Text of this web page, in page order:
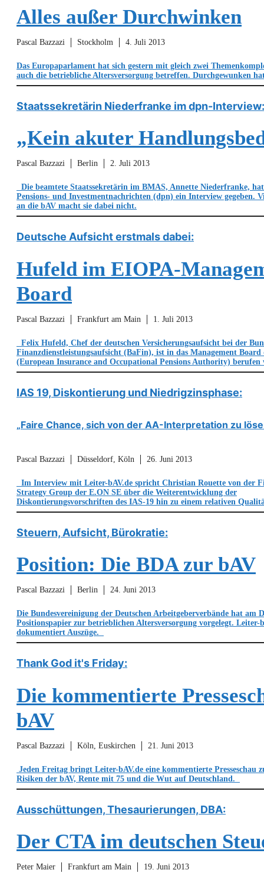
Alles außer Durchwinken
Pascal Bazzazi Stockholm 4. Juli 2013
Das Europaparlament hat sich gestern mit gleich zwei
auch die betriebliche Altersversorgung betreffen. Durchgewunken
Staatssekretärin Niederfranke im dpn-Interview:
„Kein akuter
Pascal Bazzazi Berlin 2. Juli 2013
Die beamtete Staatssekretärin im BMAS, Annette Niederfranke,
Pensions- und Investmentnachrichten (dpn) ein Interview gegeben.
an die bAV macht sie dabei nicht.
Deutsche Aufsicht erstmals dabei:
Hufeld im EIOPA-
Board
Pascal Bazzazi Frankfurt am Main 1. Juli 2013
Felix Hufeld, Chef der deutschen Versicherungsaufsicht bei der
Finanzdienstleistungsaufsicht (BaFin), ist in das Management Board
(European Insurance and Occupational Pensions Authority)
IAS 19, Diskontierung und Niedrigzinsphase:
„Faire Chance, sich von der AA-Interpretation zu
Pascal Bazzazi Düsseldorf, Köln 26. Juni 2013
Im Interview mit Leiter-bAV.de spricht Christian Rouette von der
Strategy Group der E.ON SE über die Weiterentwicklung der
Diskontierungsvorschriften des IAS-19 hin zu einem relativen
Steuern, Aufsicht, Bürokratie:
Position: Die BDA zur bAV
Pascal Bazzazi Berlin 24. Juni 2013
Die Bundesvereinigung der Deutschen Arbeitgeberverbände hat am
Positionspapier zur betrieblichen Altersversorgung vorgelegt. Leiter-
dokumentiert Auszüge.
Thank God it's Friday:
Die kommentierte
bAV
Pascal Bazzazi Köln, Euskirchen 21. Juni 2013
Jeden Freitag bringt Leiter-bAV.de eine kommentierte Presseschau
Risiken der bAV, Rente mit 75 und die Wut auf Deutschland.
Ausschüttungen, Thesaurierungen, DBA:
Der CTA im deutschen
Peter Maier Frankfurt am Main 19. Juni 2013